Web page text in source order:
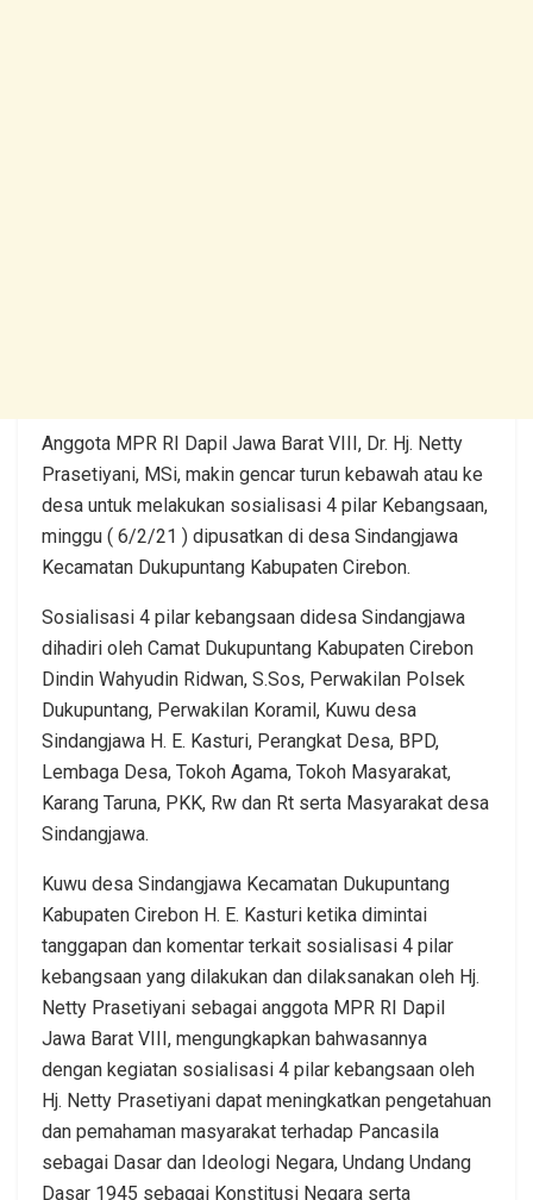
Anggota MPR RI Dapil Jawa Barat VIII, Dr. Hj. Netty
Prasetiyani, MSi, makin gencar turun kebawah atau ke
desa untuk melakukan sosialisasi 4 pilar Kebangsaan,
minggu ( 6/2/21 ) dipusatkan di desa Sindangjawa
Kecamatan Dukupuntang Kabupaten Cirebon.
Sosialisasi 4 pilar kebangsaan didesa Sindangjawa
dihadiri oleh Camat Dukupuntang Kabupaten Cirebon
Dindin Wahyudin Ridwan, S.Sos, Perwakilan Polsek
Dukupuntang, Perwakilan Koramil, Kuwu desa
Sindangjawa H. E. Kasturi, Perangkat Desa, BPD,
Lembaga Desa, Tokoh Agama, Tokoh Masyarakat,
Karang Taruna, PKK, Rw dan Rt serta Masyarakat desa
Sindangjawa.
Kuwu desa Sindangjawa Kecamatan Dukupuntang
Kabupaten Cirebon H. E. Kasturi ketika dimintai
tanggapan dan komentar terkait sosialisasi 4 pilar
kebangsaan yang dilakukan dan dilaksanakan oleh Hj.
Netty Prasetiyani sebagai anggota MPR RI Dapil
Jawa Barat VIII, mengungkapkan bahwasannya
dengan kegiatan sosialisasi 4 pilar kebangsaan oleh
Hj. Netty Prasetiyani dapat meningkatkan pengetahuan
dan pemahaman masyarakat terhadap Pancasila
sebagai Dasar dan Ideologi Negara, Undang Undang
Dasar 1945 sebagai Konstitusi Negara serta